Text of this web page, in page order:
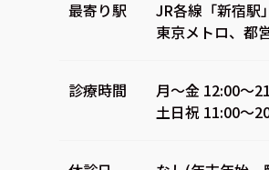
最寄り駅
JR各線「新宿駅
東京メトロ、都
診療時間
月～金 12:00～
土日祝 11:00～